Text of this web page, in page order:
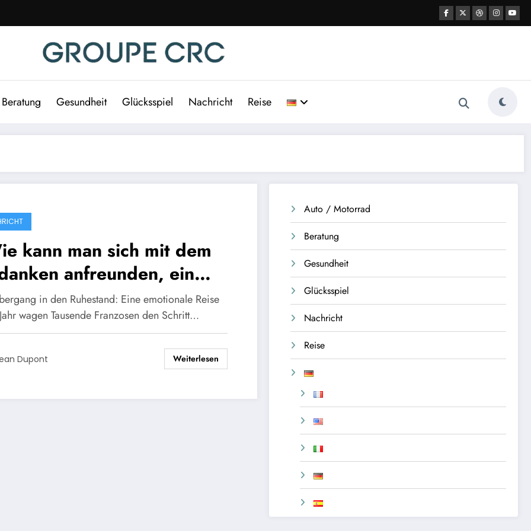
Beratung Gesundheit Glücksspiel Nachricht Reise
kann man sich mit dem
anfreunden, ein
zu beziehen, ohne zu
Drei frisch
Menschen teilen
lebensverändernde
beim Übergang in
in den Ruhestand: Eine emotionale Reise
wagen Tausende Franzosen den Schritt…
Dupont Weiterlesen
Auto / Motorrad
Beratung
Gesundheit
Glücksspiel
Nachricht
Reise